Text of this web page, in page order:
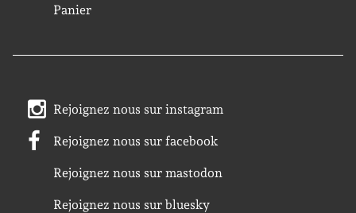
Panier
Rejoignez nous sur instagram
Rejoignez nous sur facebook
Rejoignez nous sur mastodon
Rejoignez nous sur bluesky